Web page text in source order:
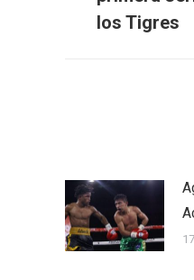
post:
los Tigres